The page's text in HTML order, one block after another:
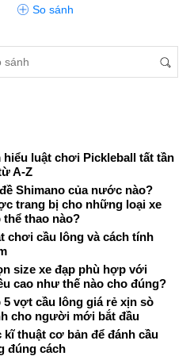
So sánh
hiểu luật chơi Pickleball tất tần
A-Z
Shimano của nước nào?
trang bị cho những loại xe
thể thao nào?
chơi cầu lông và cách tính
size xe đạp phù hợp với
cao như thế nào cho đúng?
5 vợt cầu lông giá rẻ xịn sò
cho người mới bắt đầu
kĩ thuật cơ bản để đánh cầu
đúng cách